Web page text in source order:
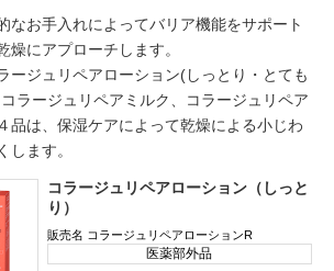
なお手入れによってバリア機能をサポート
燥にアプローチします。
ージュリペアローション(しっとり・とても
ラージュリペアミルク、コラージュリペア
品は、保湿ケアによって乾燥による小じわ
します。
コラージュリペアローション（しっと
り）
販売名 コラージュリペアローションR
医薬部外品